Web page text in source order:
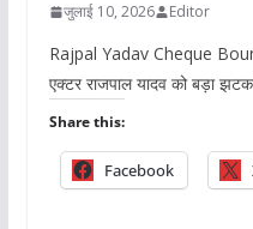
जुलाई 10, 2026 Editor
Rajpal Yadav Cheque
एक्टर राजपाल यादव को बड़ा
Share this:
Facebook